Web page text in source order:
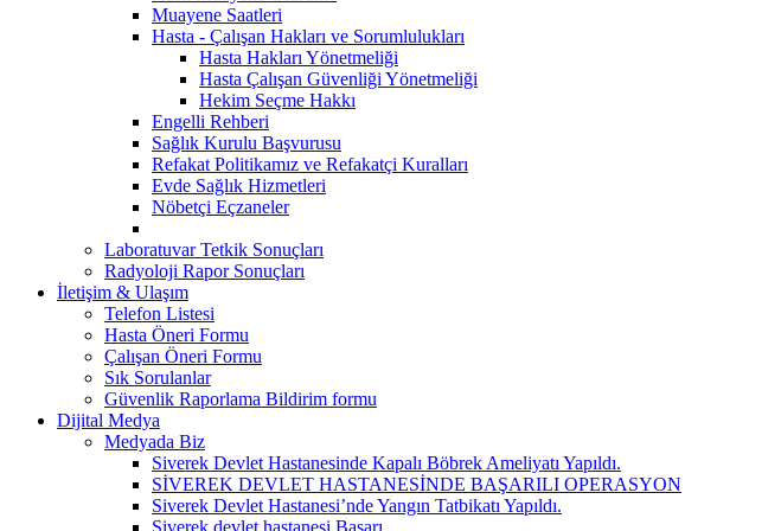
Muayene Saatleri
Hasta - Çalışan Hakları ve Sorumlulukları
Hasta Hakları Yönetmeliği
Hasta Çalışan Güvenliği Yönetmeliği
Hekim Seçme Hakkı
Engelli Rehberi
Sağlık Kurulu Başvurusu
Refakat Politikamız ve Refakatçi Kuralları
Evde Sağlık Hizmetleri
Nöbetçi Eçzaneler
Laboratuvar Tetkik Sonuçları
Radyoloji Rapor Sonuçları
İletişim & Ulaşım
Telefon Listesi
Hasta Öneri Formu
Çalışan Öneri Formu
Sık Sorulanlar
Güvenlik Raporlama Bildirim formu
Dijital Medya
Medyada Biz
Siverek Devlet Hastanesinde Kapalı Böbrek Ameliyatı Yapıldı.
SİVEREK DEVLET HASTANESİNDE BAŞARILI OPERASYON
Siverek Devlet Hastanesi’nde Yangın Tatbikatı Yapıldı.
Siverek devlet hastanesi Başarı